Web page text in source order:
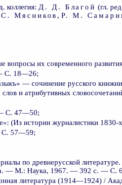
коллегия: Д. Д. Благой (гл.
Мясников ,Р. М.
вопросы их современного
С. 18—26;
— сочинение русского
слов и атрибутивных
С. 47—50;
(Из истории журналистики
С. 57—59;
по древнерусской
— М.: Наука, 1967. — 392 с. — С.
литература (1914—1924)